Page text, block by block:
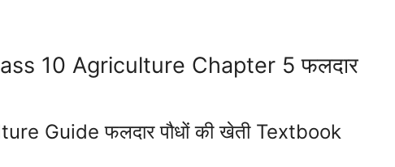
10 Agriculture Chapter 5 फलदार
Guide फलदार पौधों की खेती Textbook